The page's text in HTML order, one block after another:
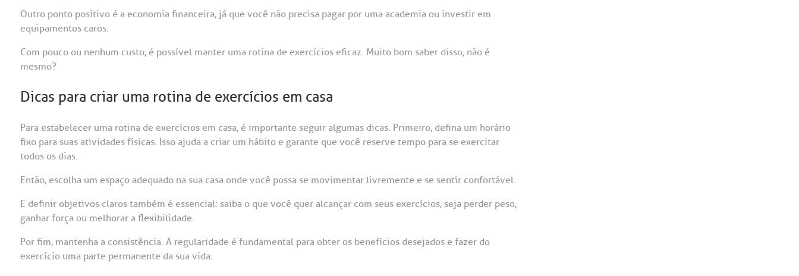
Outro ponto positivo é a economia financeira, já que você não precisa pagar por uma academia ou investir em
equipamentos caros.
Com pouco ou nenhum custo, é possível manter uma rotina de exercícios eficaz. Muito bom saber disso, não é
mesmo?
Dicas para criar uma rotina de exercícios em casa
Para estabelecer uma rotina de exercícios em casa, é importante seguir algumas dicas. Primeiro, defina um horário
fixo para suas atividades físicas. Isso ajuda a criar um hábito e garante que você reserve tempo para se exercitar
todos os dias.
Então, escolha um espaço adequado na sua casa onde você possa se movimentar livremente e se sentir confortável.
E definir objetivos claros também é essencial: saiba o que você quer alcançar com seus exercícios, seja perder peso,
ganhar força ou melhorar a flexibilidade.
Por fim, mantenha a consistência. A regularidade é fundamental para obter os benefícios desejados e fazer do
exercício uma parte permanente da sua vida.